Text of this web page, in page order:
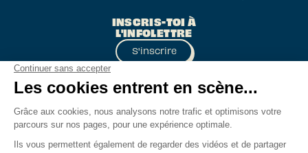
INSCRIS-TOI À
L'INFOLETTRE
S'inscrire